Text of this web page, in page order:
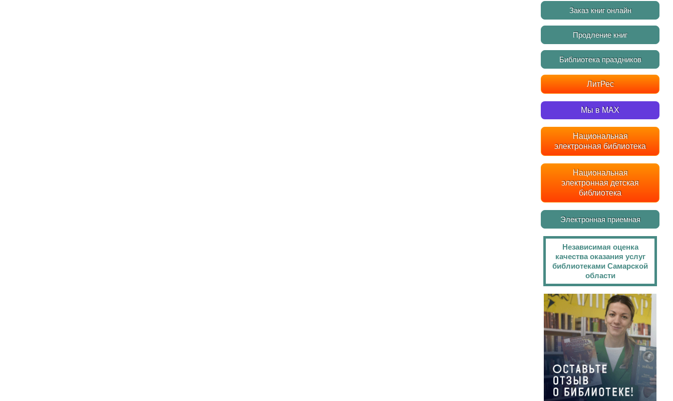
Заказ книг онлайн
Продление книг
Библиотека праздников
ЛитРес
Мы в MAX
Национальная
электронная библиотека
Национальная
электронная детская
библиотека
Электронная приемная
Независимая оценка
качества оказания услуг
библиотеками Самарской
области